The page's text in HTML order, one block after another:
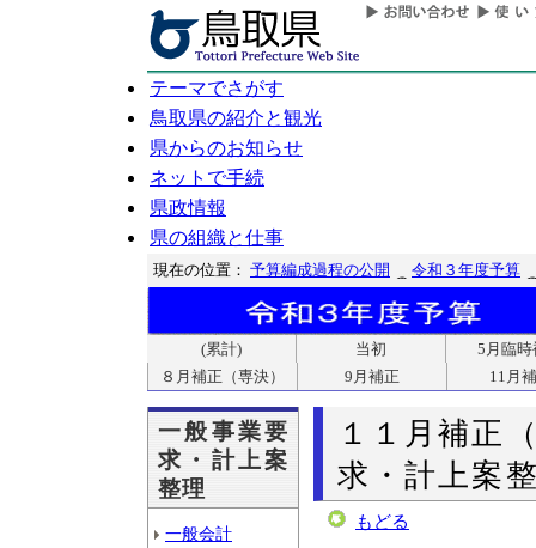
テーマでさがす
鳥取県の紹介と観光
県からのお知らせ
ネットで手続
県政情報
県の組織と仕事
現在の位置： 予算編成過程の公開 令和３年度予算
(累計) 当初
5月臨時
８月補正（専決）
9月補正 11月
一般事業要
求・計上案
整理
一般会計
１１月補正
求・計上案
もどる